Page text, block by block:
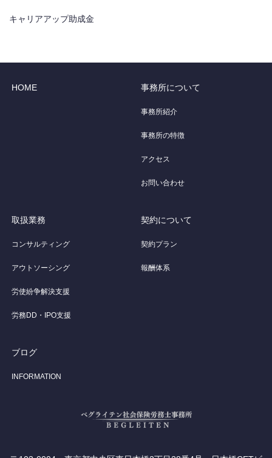
キャリアアップ助成金
HOME 事務所について
事務所紹介
事務所の特徴
アクセス
お問い合わせ
取扱業務
コンサルティング
アウトソーシング
労使紛争解決支援
労務DD・IPO支援
契約について
契約プラン
報酬体系
ブログ
INFORMATION